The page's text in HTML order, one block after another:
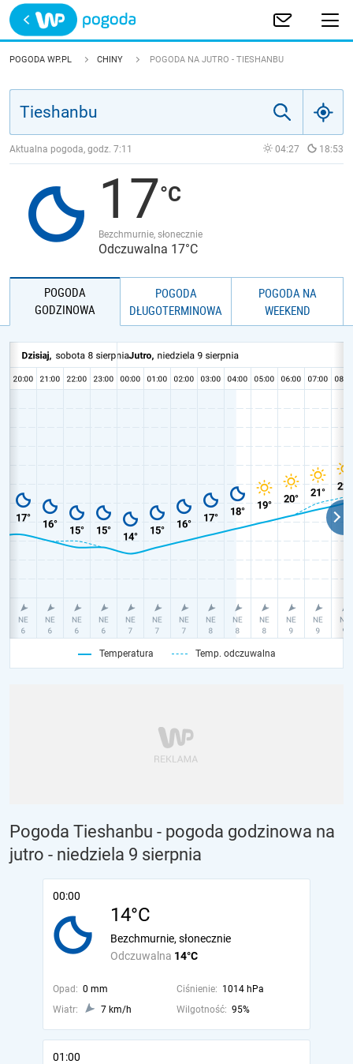
Trwa ładowanie
POLSKA
JAKOŚĆ POWIETRZA
POGODA WP.PL CHINY POGODA NA JUTRO - TIESHANBU
Aktualna pogoda, godz. 7:11 04:27 18:53
17
Bezchmurnie, słonecznie
Odczuwalna 17°C
POGODA
GODZINOWA
POGODA
DŁUGOTERMINOWA
POGODA NA
WEEKEND
Temperatura Temp. odczuwalna
Pogoda Tieshanbu - pogoda godzinowa na
jutro - niedziela 9 sierpnia
00:00
14°C
Odczuwalna 14°C
Bezchmurnie, słonecznie
Opad: 0 mm Ciśnienie: 1014 hPa
Wiatr:
7 km/h Wilgotność: 95%
01:00